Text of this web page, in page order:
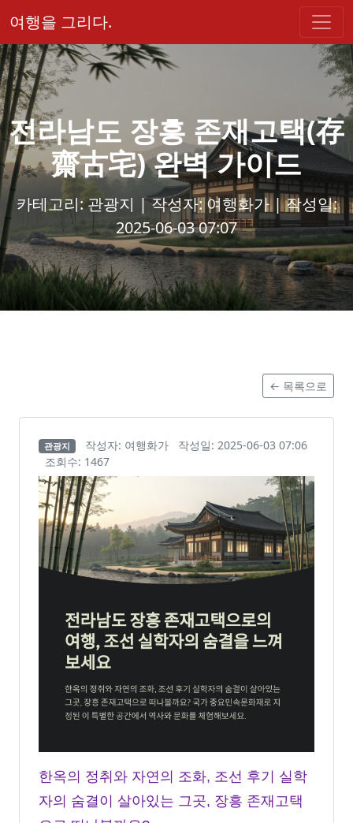
여행을 그리다.
전라남도 장흥 존재고택(存
齋古宅) 완벽 가이드
카테고리: 관광지 | 작성자: 여행화가 | 작성일:
2025-06-03 07:07
← 목록으로
관광지 작성자: 여행화가
작성일: 2025-06-03 07:06
조회수: 1467
한옥의 정취와 자연의 조화, 조선 후기 실학
자의 숨결이 살아있는 그곳, 장흥 존재고택